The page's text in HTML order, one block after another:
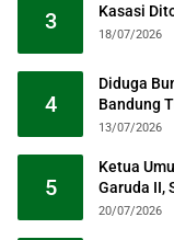
3 Kasasi
18/07/2026
4
Diduga
Bandung
13/07/2026
5
Ketua
Garuda II,
20/07/2026